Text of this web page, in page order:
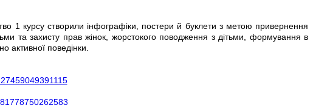
1 курсу створили інфографіки, постери й буклети з метою привернення
та захисту прав жінок, жорстокого поводження з дітьми, формування в
активної поведінки.